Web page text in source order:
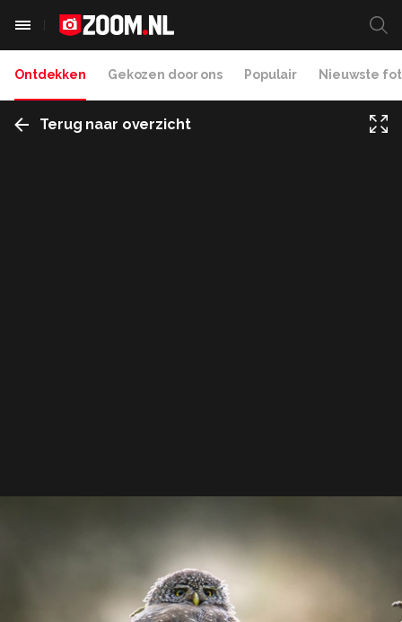
Ontdekken Gekozen door ons Populair Nieuwste
Terug naar overzicht